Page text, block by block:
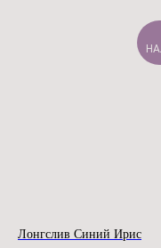
Лонгслив Синий Ирис